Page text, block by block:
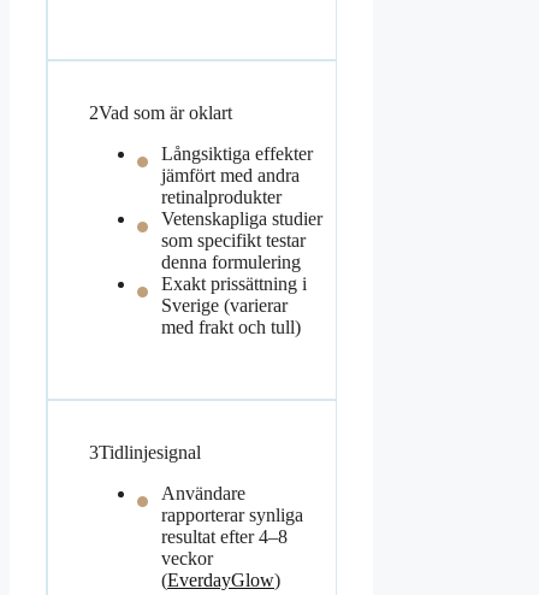
2Vad som är oklart
Långsiktiga effekter
jämfört med andra
retinalprodukter
Vetenskapliga studier
som specifikt testar
denna formulering
Exakt prissättning i
Sverige (varierar
med frakt och tull)
3Tidlinjesignal
Användare
rapporterar synliga
resultat efter 4–8
veckor
(EverdayGlow)